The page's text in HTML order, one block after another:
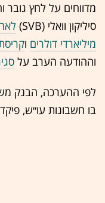
מדווחים על לחץ
סיליקון וואלי (SVB)
מיליארדי דולרים ו
וההודעה הערב על
לפי ההערכה, הבנק
בו חשבונות עו״ש,